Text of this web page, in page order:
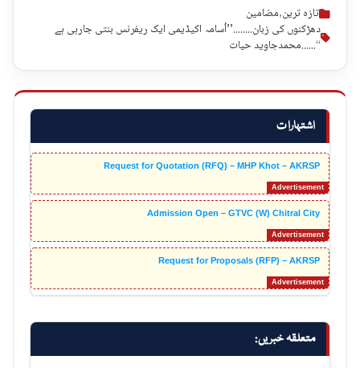
اشتہارات
Request for Quotation (RFQ) – MHP Khot – AKRSP
Admission Open – GTVC (W) Chitral City
Request for Proposals (RFP) – AKRSP
متعلقہ خبریں:
تازہ ترین,مضامین
دھڑکنوں کی زبان........’’اُسامہ اکیڈیمی ایک ریفرنس بنتی جارہی ہے
‘‘......محمدجاوید حیات